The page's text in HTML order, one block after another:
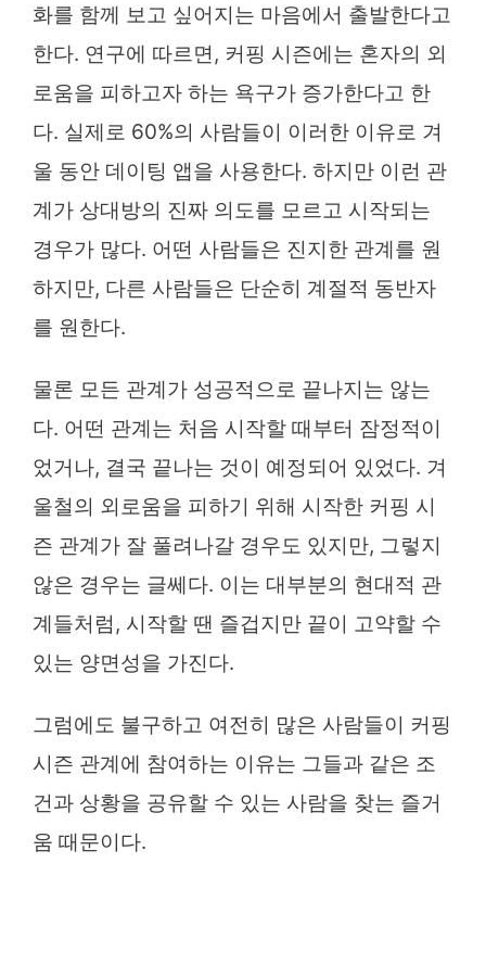
화를 함께 보고 싶어지는 마음에서 출발한다고
한다. 연구에 따르면, 커핑 시즌에는 혼자의 외
로움을 피하고자 하는 욕구가 증가한다고 한
다. 실제로 60%의 사람들이 이러한 이유로 겨
울 동안 데이팅 앱을 사용한다. 하지만 이런 관
계가 상대방의 진짜 의도를 모르고 시작되는
경우가 많다. 어떤 사람들은 진지한 관계를 원
하지만, 다른 사람들은 단순히 계절적 동반자
를 원한다.
물론 모든 관계가 성공적으로 끝나지는 않는
다. 어떤 관계는 처음 시작할 때부터 잠정적이
었거나, 결국 끝나는 것이 예정되어 있었다. 겨
울철의 외로움을 피하기 위해 시작한 커핑 시
즌 관계가 잘 풀려나갈 경우도 있지만, 그렇지
않은 경우는 글쎄다. 이는 대부분의 현대적 관
계들처럼, 시작할 땐 즐겁지만 끝이 고약할 수
있는 양면성을 가진다.
그럼에도 불구하고 여전히 많은 사람들이 커핑
시즌 관계에 참여하는 이유는 그들과 같은 조
건과 상황을 공유할 수 있는 사람을 찾는 즐거
움 때문이다.